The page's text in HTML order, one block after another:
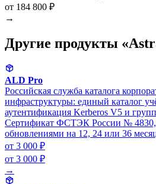
от 184 800 ₽
→
Другие продукты
ALD Pro
Российская служба каталога
инфраструктуры: единый каталог
аутентификация Kerberos V5 и
Сертификат ФСТЭК России № 4830,
обновлениями на 12, 24 или 36
от 3 000 ₽
от 3 000 ₽
→